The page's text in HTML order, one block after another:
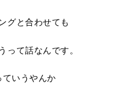
グと合わせても
って話なんです。
ていうやんか